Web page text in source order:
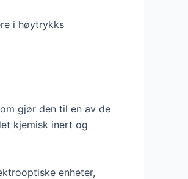
i høytrykks
gjør den til en av de
kjemisk inert og
enheter,